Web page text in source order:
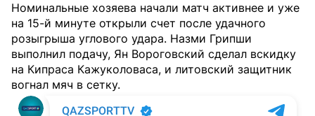
Номинальные хозяева начали матч активнее и уже
на 15-й минуте открыли счет после удачного
розыгрыша углового удара. Назми Грипши
выполнил подачу, Ян Вороговский сделал вскидку
на Кипраса Кажуколоваса, и литовский защитник
вогнал мяч в сетку.